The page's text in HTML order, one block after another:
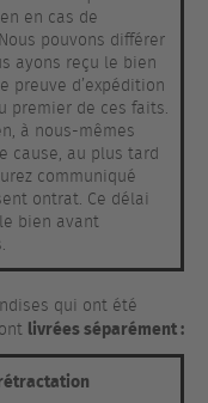
en cas de
pouvons différer
ayons reçu le bien
preuve d’expédition
premier de ces faits.
à nous-mêmes
cause, au plus tard
communiqué
ontrat. Ce délai
bien avant
qui ont été
livrées séparément :